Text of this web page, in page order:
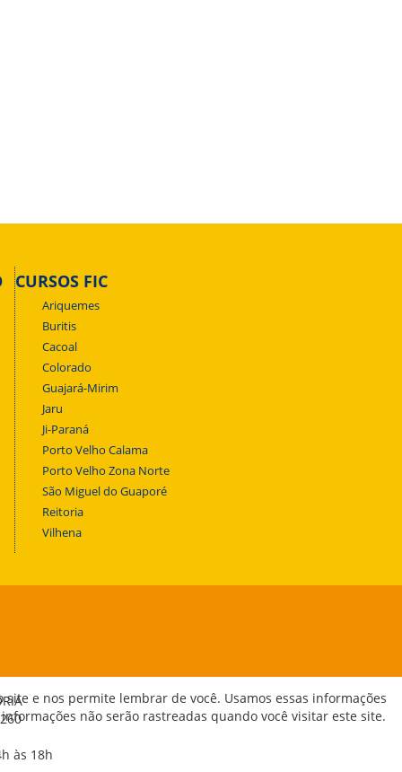
CURSOS FIC
Ariquemes
Buritis
Cacoal
Colorado
Guajará-Mirim
Jaru
Ji-Paraná
Porto Velho Calama
Porto Velho Zona Norte
São Miguel do Guaporé
Reitoria
Vilhena
às 18h
e nos permite lembrar de você. Usamos essas informações
não serão rastreadas quando você visitar este site.